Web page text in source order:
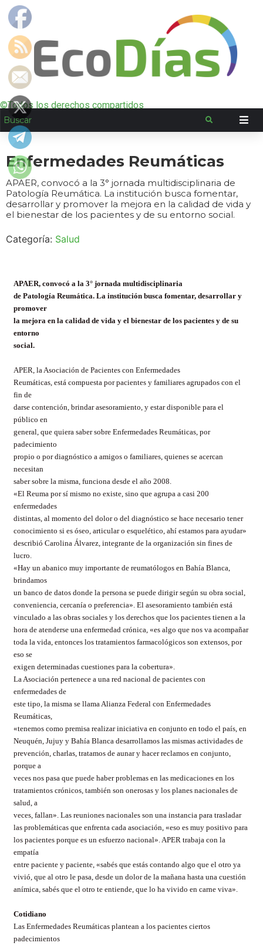
©Todos los derechos compartidos
Enfermedades Reumáticas
APAER, convocó a la 3° jornada multidisciplinaria de
Patología Reumática. La institución busca fomentar,
desarrollar y promover la mejora en la calidad de vida y
el bienestar de los pacientes y de su entorno social.
Categoría: Salud
APAER, convocó a la 3° jornada multidisciplinaria
de Patología Reumática. La institución busca fomentar, desarrollar y
promover
la mejora en la calidad de vida y el bienestar de los pacientes y de su
entorno
social.
APER, la Asociación de Pacientes con Enfermedades
Reumáticas, está compuesta por pacientes y familiares agrupados con el
fin de
darse contención, brindar asesoramiento, y estar disponible para el
público en
general, que quiera saber sobre Enfermedades Reumáticas, por
padecimiento
propio o por diagnóstico a amigos o familiares, quienes se acercan
necesitan
saber sobre la misma, funciona desde el año 2008.
«El Reuma por sí mismo no existe, sino que agrupa a casi 200
enfermedades
distintas, al momento del dolor o del diagnóstico se hace necesario tener
conocimiento si es óseo, articular o esquelético, ahí estamos para ayudar»
describió Carolina Álvarez, integrante de la organización sin fines de
lucro.
«Hay un abanico muy importante de reumatólogos en Bahía Blanca,
brindamos
un banco de datos donde la persona se puede dirigir según su obra social,
conveniencia, cercanía o preferencia». El asesoramiento también está
vinculado a las obras sociales y los derechos que los pacientes tienen a la
hora de atenderse una enfermedad crónica, «es algo que nos va acompañar
toda la vida, entonces los tratamientos farmacológicos son extensos, por
eso se
exigen determinadas cuestiones para la cobertura».
La Asociación pertenece a una red nacional de pacientes con
enfermedades de
este tipo, la misma se llama Alianza Federal con Enfermedades
Reumáticas,
«tenemos como premisa realizar iniciativa en conjunto en todo el país, en
Neuquén, Jujuy y Bahía Blanca desarrollamos las mismas actividades de
prevención, charlas, tratamos de aunar y hacer reclamos en conjunto,
porque a
veces nos pasa que puede haber problemas en las medicaciones en los
tratamientos crónicos, también son onerosas y los planes nacionales de
salud, a
veces, fallan». Las reuniones nacionales son una instancia para trasladar
las problemáticas que enfrenta cada asociación, «eso es muy positivo para
los pacientes porque es un esfuerzo nacional». APER trabaja con la
empatía
entre paciente y paciente, «sabés que estás contando algo que el otro ya
vivió, que al otro le pasa, desde un dolor de la mañana hasta una cuestión
anímica, sabés que el otro te entiende, que lo ha vivido en carne viva».
Cotidiano
Las Enfermedades Reumáticas plantean a los pacientes ciertos
padecimientos